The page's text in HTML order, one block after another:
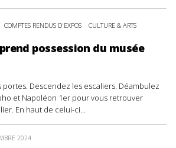
COMPTES RENDUS D'EXPOS CULTURE & ARTS
possession du musée
portes. Descendez les escaliers. Déambulez
et Napoléon 1er pour vous retrouver
En haut de celui-ci...
2024